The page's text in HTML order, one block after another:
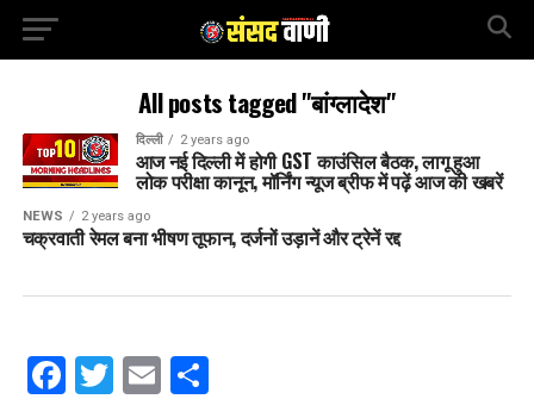
All posts tagged "बांग्लादेश"
दिल्ली 2 years ago
आज नई दिल्ली में होगी GST काउंसिल बैठक, लागू हुआ
लोक परीक्षा कानून, मॉर्निंग न्यूज ब्रीफ में पढ़ें आज की खबरें
NEWS 2 years ago
चक्रवाती रेमल बना भीषण तूफान, दर्जनों उड़ानें और ट्रेनें रद्द
Facebook
Twitter
EmailShare